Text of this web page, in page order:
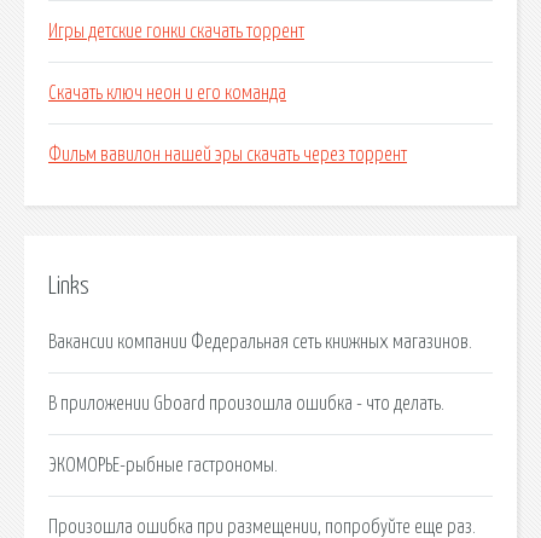
Игры детские гонки скачать торрент
Скачать ключ неон и его команда
Фильм вавилон нашей эры скачать через торрент
Links
Вакансии компании Федеральная сеть книжных магазинов.
В приложении Gboard произошла ошибка - что делать.
ЭКОМОРЬЕ-рыбные гастрономы.
Произошла ошибка при размещении, попробуйте еще раз.